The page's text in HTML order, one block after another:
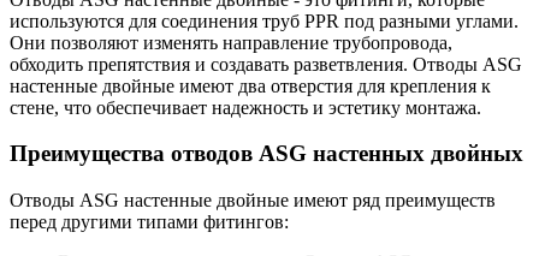
используются для соединения труб PPR под разными углами.
Они позволяют изменять направление трубопровода,
обходить препятствия и создавать разветвления. Отводы ASG
настенные двойные имеют два отверстия для крепления к
стене, что обеспечивает надежность и эстетику монтажа.
Преимущества отводов ASG настенных двойных
Отводы ASG настенные двойные имеют ряд преимуществ
перед другими типами фитингов: